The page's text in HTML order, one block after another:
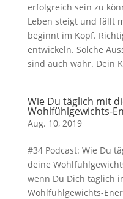
erfolgreich sein zu
Leben steigt und fällt
beginnt im Kopf.
entwickeln. Solche
sind auch wahr. Dein
Wie Du täglich mit
Wohlfühlgewichts-
Aug. 10, 2019
#34 Podcast: Wie Du
deine
wenn Du Dich täglich
Wohlfühlgewichts-